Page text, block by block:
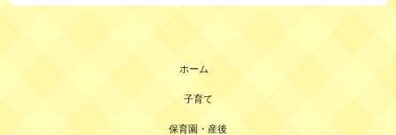
ホーム
子育て
保育園・産後